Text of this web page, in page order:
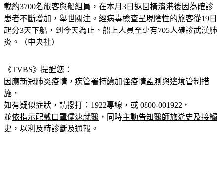
載約3700名旅客與船組員，在本月3日返回橫濱港後因為確診
患者不斷增加，舉世關注。經病毒檢查呈現陰性的旅客從19日
起分3天下船，到今天為止，船上人員至少有705人確診武漢肺
炎。（中央社）
《TVBS》提醒您：
因應新冠肺炎疫情，疾管署持續加強疫情監測與邊境管制措
施，
如有疑似症狀，請撥打：1922專線，或 0800-001922，
並依指示配戴口罩儘速就醫 ，同時主動告知醫師旅遊史及接觸
史 ，以利及時診斷及通報。